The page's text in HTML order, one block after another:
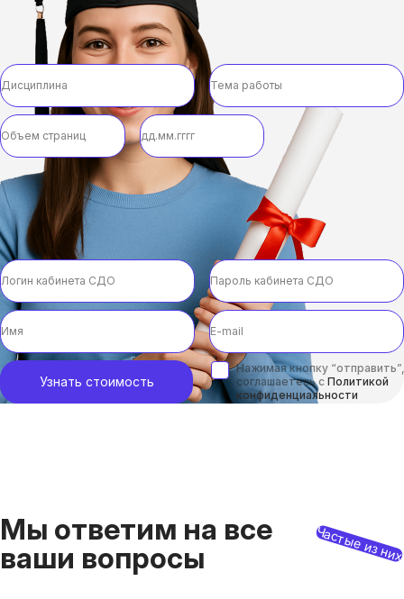
Узнать стоимость
Нажимая кнопку
соглашаетесь с Политикой
конфиденциальности
Мы ответим на все
ваши вопросы
Частые из них